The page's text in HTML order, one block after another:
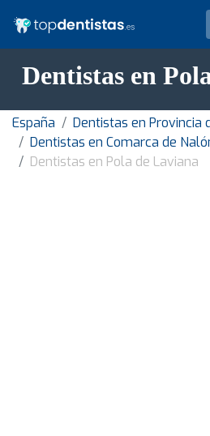
Dentistas en
España
Dentistas en Provincia
Dentistas en Comarca de
Dentistas en Pola de Laviana